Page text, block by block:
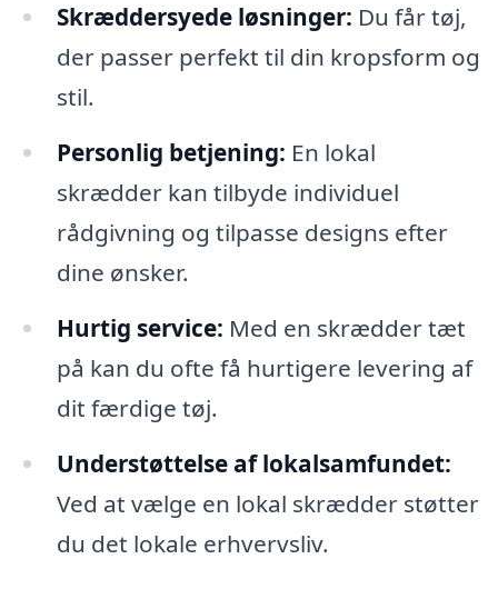
Skræddersyede løsninger: Du får tøj,
der passer perfekt til din kropsform og
stil.
Personlig betjening: En lokal
skrædder kan tilbyde individuel
rådgivning og tilpasse designs efter
dine ønsker.
Hurtig service: Med en skrædder tæt
på kan du ofte få hurtigere levering af
dit færdige tøj.
Understøttelse af lokalsamfundet:
Ved at vælge en lokal skrædder støtter
du det lokale erhvervsliv.